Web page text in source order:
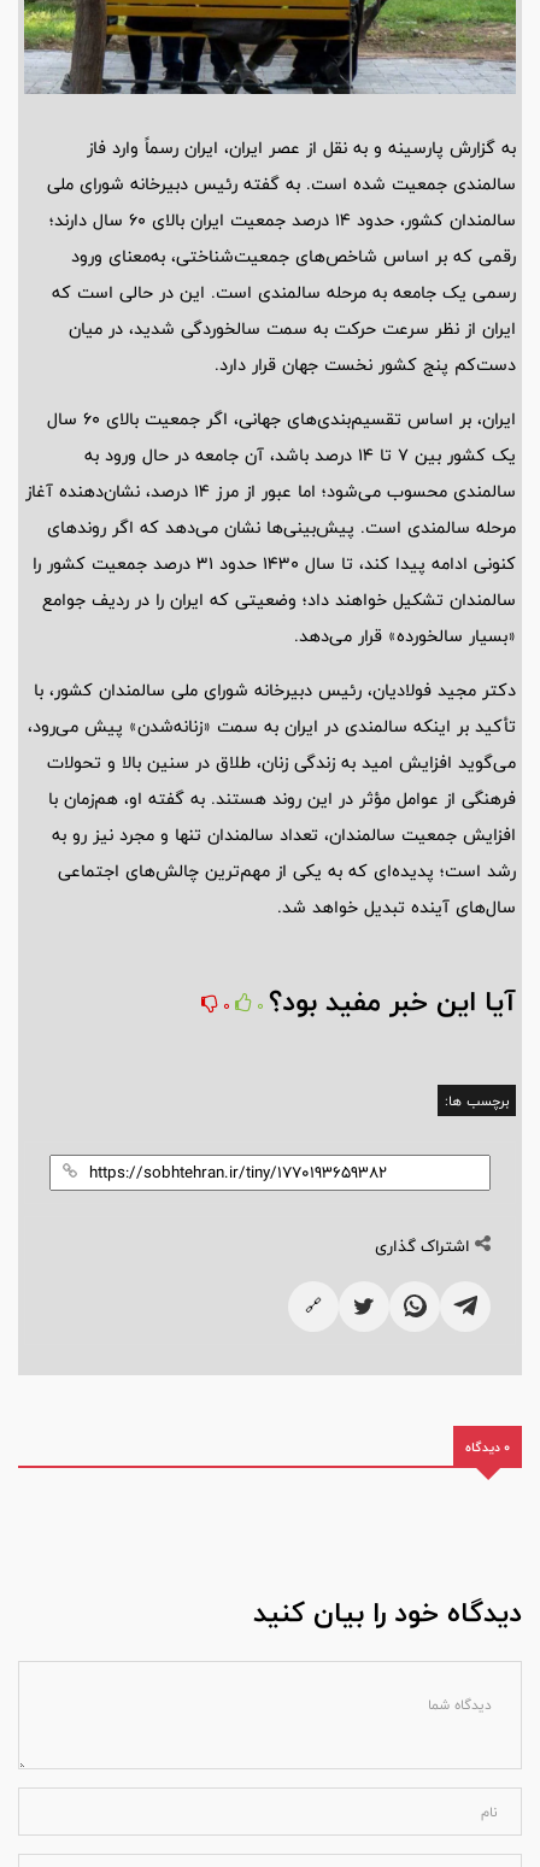
به گزارش پارسینه و به نقل از عصر ایران، ایران رسماً وارد فاز
سالمندی جمعیت شده است. به گفته رئیس دبیرخانه شورای ملی
سالمندان کشور، حدود 14 درصد جمعیت ایران بالای 60 سال دارند؛
رقمی که بر اساس شاخص‌های جمعیت‌شناختی، به‌معنای ورود
رسمی یک جامعه به مرحله سالمندی است. این در حالی است که
ایران از نظر سرعت حرکت به سمت سالخوردگی شدید، در میان
دست‌کم پنج کشور نخست جهان قرار دارد.
ایران، بر اساس تقسیم‌بندی‌های جهانی، اگر جمعیت بالای 60 سال
یک کشور بین 7 تا 14 درصد باشد، آن جامعه در حال ورود به
سالمندی محسوب می‌شود؛ اما عبور از مرز 14 درصد، نشان‌دهنده آغاز
مرحله سالمندی است. پیش‌بینی‌ها نشان می‌دهد که اگر روندهای
کنونی ادامه پیدا کند، تا سال 1430 حدود 31 درصد جمعیت کشور را
سالمندان تشکیل خواهند داد؛ وضعیتی که ایران را در ردیف جوامع
«بسیار سالخورده» قرار می‌دهد.
دکتر مجید فولادیان، رئیس دبیرخانه شورای ملی سالمندان کشور، با
تأکید بر اینکه سالمندی در ایران به سمت «زنانه‌شدن» پیش می‌رود،
می‌گوید افزایش امید به زندگی زنان، طلاق در سنین بالا و تحولات
فرهنگی از عوامل مؤثر در این روند هستند. به گفته او، هم‌زمان با
افزایش جمعیت سالمندان، تعداد سالمندان تنها و مجرد نیز رو به
رشد است؛ پدیده‌ای که به یکی از مهم‌ترین چالش‌های اجتماعی
سال‌های آینده تبدیل خواهد شد.
آیا این خبر مفید بود؟ 0
0
برچسب ها:
اشتراک گذاری
🔗
0 دیدگاه
دیدگاه خود را بیان کنید